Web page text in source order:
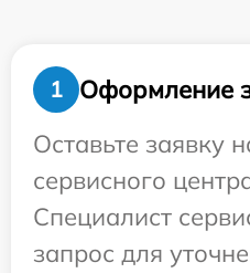
1
Оформление
Оставьте заявку
сервисного
Специалист
запрос для